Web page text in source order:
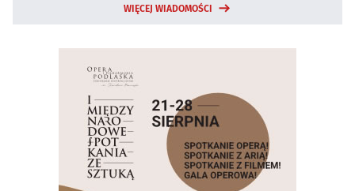
WIĘCEJ WIADOMOŚCI